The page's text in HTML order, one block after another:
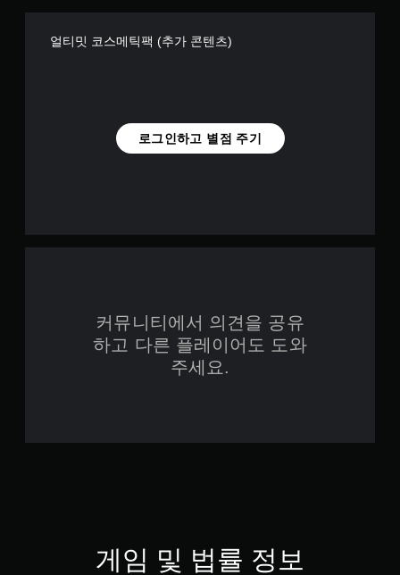
얼티밋 코스메틱팩 (추가 콘텐츠)
로그인하고 별점 주기
커뮤니티에서 의견을 공유
하고 다른 플레이어도 도와
주세요.
게임 및 법률 정보